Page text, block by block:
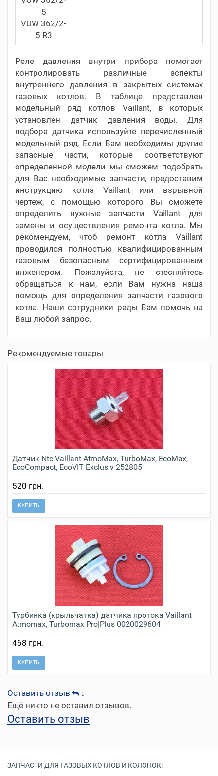
5
VUW 362/2-
5 R3
Реле давления внутри прибора помогает
контролировать различные аспекты
внутреннего давления в закрытых системах
газовых котлов. В таблице представлен
модельный ряд котлов Vaillant, в которых
установлен датчик давления воды. Для
подбора датчика используйте перечисленный
модельный ряд. Если Вам необходимы другие
запасные части, которые соответствуют
определенной модели мы сможем подобрать
для Вас необходимые запчасти, предоставим
инструкцию котла Vaillant или взрывной
чертеж, с помощью которого Вы сможете
определить нужные запчасти
Vaillant для
замены и осуществления ремонта котла. Мы
рекомендуем, чтоб ремонт котла Vaillant
проводился полностью квалифицированным
газовым безопасным сертифицированным
инженером. Пожалуйста, не стесняйтесь
обращаться к нам, если Вам нужна наша
помощь для определения запчасти газового
котла. Наши сотрудники рады Вам помочь на
Ваш любой запрос.
Рекомендуемые товары
Датчик Ntc Vaillant AtmoMax, TurboMax, EcoMax,
EcoCompact, EcoVIT Exclusiv 252805
520 грн.
КУПИТЬ
Турбинка (крыльчатка) датчика протока Vaillant
Atmomax, Turbomax Pro|Plus 0020029604
468 грн.
КУПИТЬ
Оставить отзыв
↓
Ещё никто не оставил отзывов.
Оставить отзыв
ЗАПЧАСТИ ДЛЯ ГАЗОВЫХ КОТЛОВ И КОЛОНОК: